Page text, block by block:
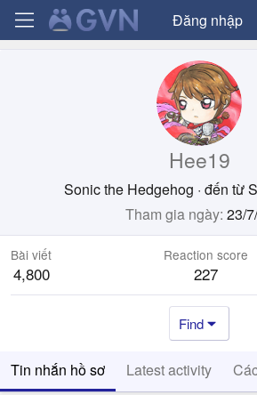
Đăng nhập
Hee19
Sonic the Hedgehog · đến từ
Tham gia ngày 23/
Bài viết
4,800
Reaction score
227
Find
Tin nhắn hồ sơ Latest activity